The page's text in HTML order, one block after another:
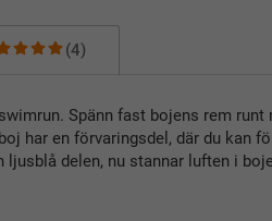
(4)
Spänn fast bojens rem
har en förvaringsdel, där du kan
delen, nu stannar luften i